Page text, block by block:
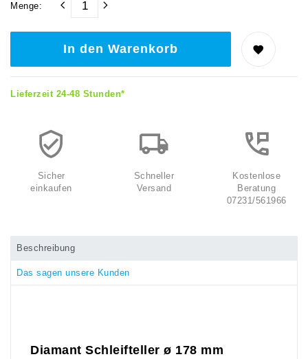
Menge:
In den Warenkorb
Lieferzeit 24-48 Stunden*
Sicher
einkaufen
Schneller
Versand
Kostenlose
Beratung
07231/561966
Beschreibung
Das sagen unsere Kunden
Diamant Schleifteller ø 178 mm